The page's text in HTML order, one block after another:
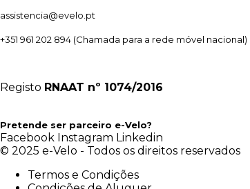
assistencia@evelo.pt
+351 961 202 894 (Chamada para a rede móvel nacional)
Registo RNAAT nº 1074/2016
Pretende ser parceiro e-Velo?
Facebook Instagram Linkedin
© 2025 e-Velo - Todos os direitos reservados
Termos e Condições